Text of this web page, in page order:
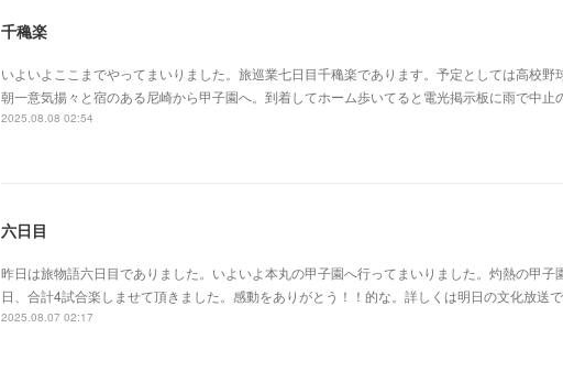
千穐楽
いよいよここまでやってまいりました。旅巡業七日目千穐楽であります。予定としては高校野
朝一意気揚々と宿のある尼崎から甲子園へ。到着してホーム歩いてると電光掲示板に雨で中止
2025.08.08 02:54
六日目
昨日は旅物語六日目でありました。いよいよ本丸の甲子園へ行ってまいりました。灼熱の甲子
日、合計4試合楽しませて頂きました。感動をありがとう！！的な。詳しくは明日の文化放送
2025.08.07 02:17